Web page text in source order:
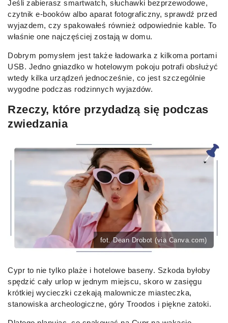
Jeśli zabierasz smartwatch, słuchawki bezprzewodowe,
czytnik e-booków albo aparat fotograficzny, sprawdź przed
wyjazdem, czy spakowałeś również odpowiednie kable. To
właśnie one najczęściej zostają w domu.
Dobrym pomysłem jest także ładowarka z kilkoma portami
USB. Jedno gniazdko w hotelowym pokoju potrafi obsłużyć
wtedy kilka urządzeń jednocześnie, co jest szczególnie
wygodne podczas rodzinnych wyjazdów.
Rzeczy, które przydadzą się podczas
zwiedzania
fot. Dean Drobot (via Canva.com)
Cypr to nie tylko plaże i hotelowe baseny. Szkoda byłoby
spędzić cały urlop w jednym miejscu, skoro w zasięgu
krótkiej wycieczki czekają malownicze miasteczka,
stanowiska archeologiczne, góry Troodos i piękne zatoki.